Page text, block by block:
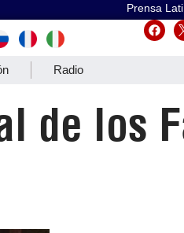
Prensa
Radio
de los